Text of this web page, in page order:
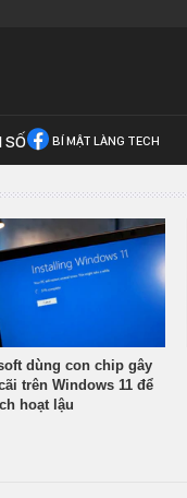
SỐ BÍ MẬT LÀNG TECH
dùng con chip gây
trên Windows 11 để
hoạt lậu